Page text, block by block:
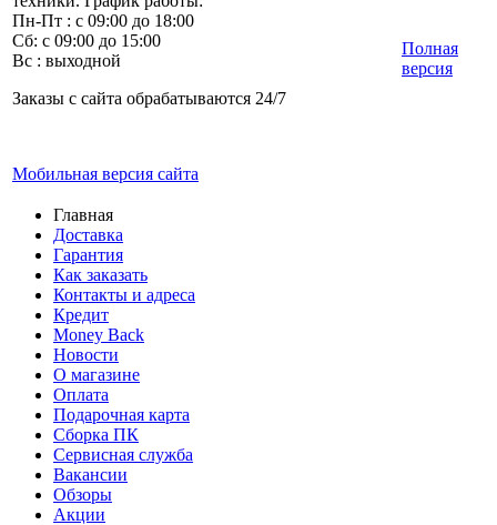
Пн-Пт : с 09:00 до 18:00
Сб: с 09:00 до 15:00
Вс : выходной
Заказы с сайта обрабатываются 24/7
Мобильная версия сайта
Полная
версия
Главная
Доставка
Гарантия
Как заказать
Контакты и адреса
Кредит
Money Back
Новости
О магазине
Оплата
Подарочная карта
Сборка ПК
Сервисная служба
Вакансии
Обзоры
Акции